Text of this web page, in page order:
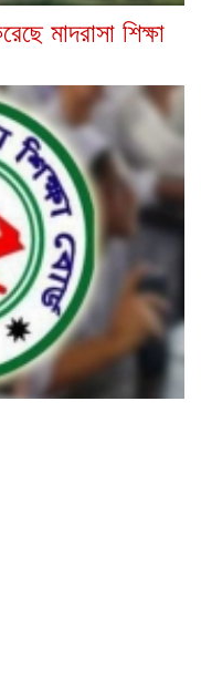
মাদরাসা শিক্ষা